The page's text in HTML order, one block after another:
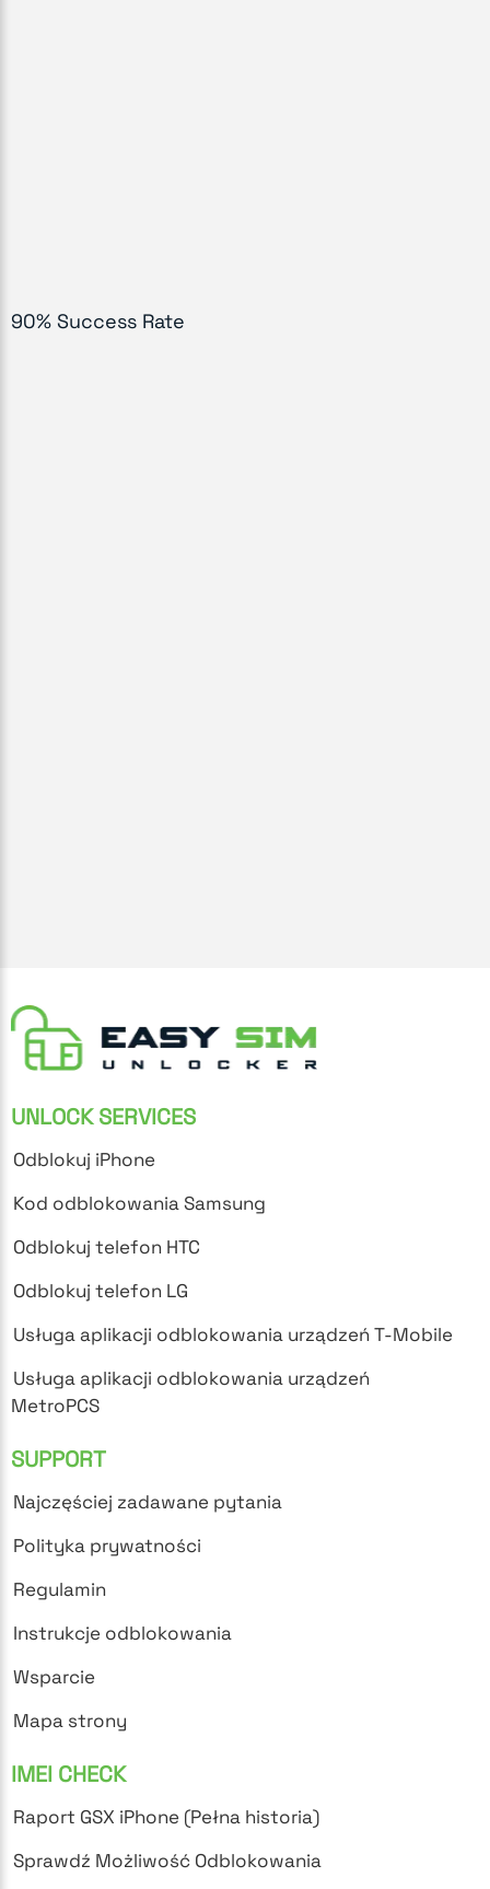
90% Success Rate
UNLOCK SERVICES
Odblokuj iPhone
Kod odblokowania Samsung
Odblokuj telefon HTC
Odblokuj telefon LG
Usługa aplikacji odblokowania urządzeń T-Mobile
Usługa aplikacji odblokowania urządzeń
MetroPCS
SUPPORT
Najczęściej zadawane pytania
Polityka prywatności
Regulamin
Instrukcje odblokowania
Wsparcie
Mapa strony
IMEI CHECK
Raport GSX iPhone (Pełna historia)
Sprawdź Możliwość Odblokowania